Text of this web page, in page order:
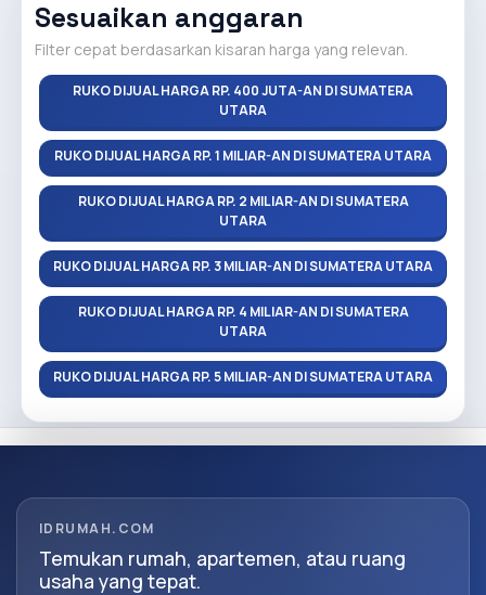
Sesuaikan anggaran
Filter cepat berdasarkan kisaran harga yang relevan.
RUKO DIJUAL HARGA RP. 400 JUTA-AN DI SUMATERA
UTARA
RUKO DIJUAL HARGA RP. 1 MILIAR-AN DI SUMATERA UTARA
RUKO DIJUAL HARGA RP. 2 MILIAR-AN DI SUMATERA
UTARA
RUKO DIJUAL HARGA RP. 3 MILIAR-AN DI SUMATERA UTARA
RUKO DIJUAL HARGA RP. 4 MILIAR-AN DI SUMATERA
UTARA
RUKO DIJUAL HARGA RP. 5 MILIAR-AN DI SUMATERA UTARA
IDRUMAH.COM
Temukan rumah, apartemen, atau ruang
usaha yang tepat.